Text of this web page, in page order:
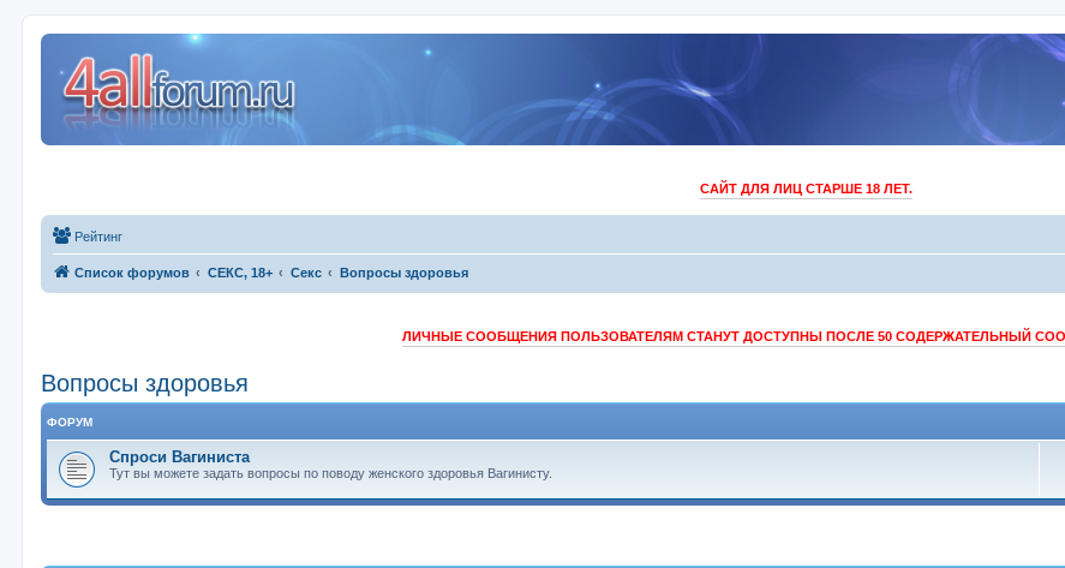
САЙТ ДЛЯ ЛИЦ СТАРШЕ 18 ЛЕТ.
Рейтинг
Список форумов СЕКС, 18+ Секс Вопросы здоровья
ЛИЧНЫЕ СООБЩЕНИЯ ПОЛЬЗОВАТЕЛЯМ СТАНУТ ДОСТУПНЫ ПОСЛЕ 50 СОДЕРЖАТЕЛЬНЫЙ
Вопросы здоровья
ФОРУМ
Спроси Вагиниста
Тут вы можете задать вопросы по поводу женского здоровья Вагинисту.